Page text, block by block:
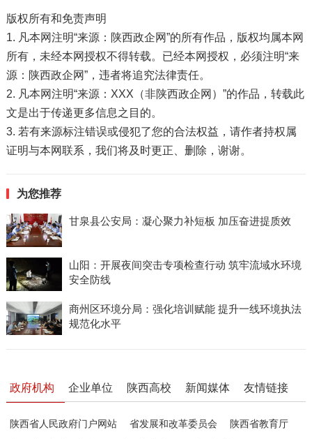
版权所有和免责声明
1. 凡本网注明“来源：陕西政企网”的所有作品，版权均属本网
所有，未经本网授权不得转载。已经本网授权，必须注明“来
源：陕西政企网”，违者将追究法律责任。
2. 凡本网注明“来源：XXX（非陕西政企网）”的作品，转载此
文是出于传递更多信息之目的。
3. 若有来源标注错误或侵犯了您的合法权益，请作者持权属
证明与本网联系，我们将及时更正、删除，谢谢。
为您推荐
甘泉县公安局：凝心聚力补短板 加压奋进提质效
山阳：开展夜间突击专项检查行动 筑牢流域水环境
安全防线
商州区环境分局：强化培训赋能 提升一线环境执法
规范化水平
政府机构 企业单位 陕西高校 新闻媒体 友情链接
陕西省人民政府门户网站 省发展和改革委员会 陕西省教育厅